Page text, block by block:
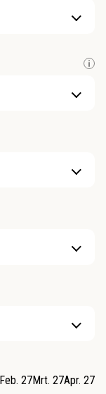
Feb. 27Mrt. 27Apr. 27